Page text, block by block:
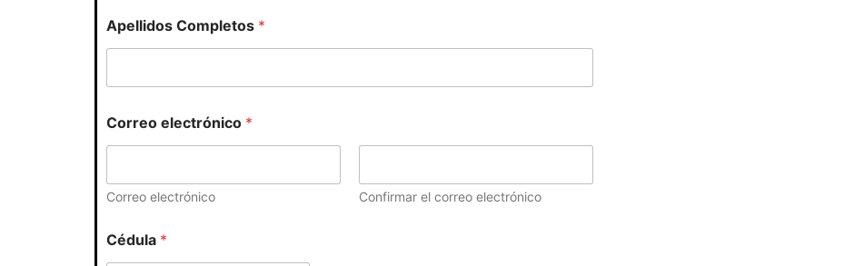
Apellidos Completos *
Correo electrónico *
Correo electrónico Confirmar el correo electrónico
Cédula *